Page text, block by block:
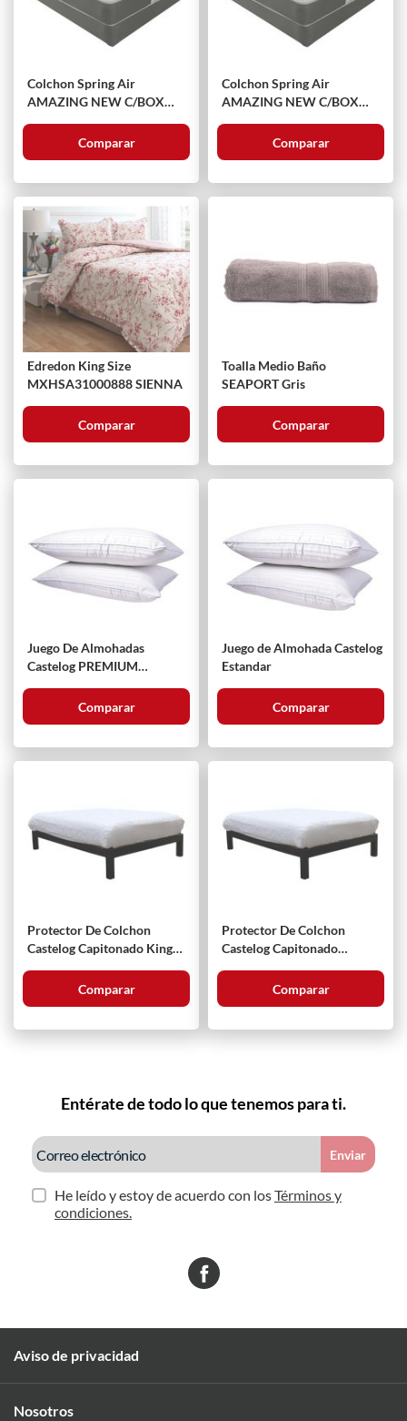
Colchon Spring Air
AMAZING NEW C/BOX
Comparar
Colchon Spring Air
AMAZING NEW C/BOX
Comparar
Edredon King Size
MXHSA31000888 SIENNA
Comparar
Toalla Medio Baño
SEAPORT Gris
Comparar
Juego De Almohadas
Castelog PREMIUM
Comparar
Juego de Almohada Castelog
Estandar
Comparar
Protector De Colchon
Castelog Capitonado King
Comparar
Protector De Colchon
Castelog Capitonado
Comparar
Entérate de todo lo que tenemos para ti.
Enviar
He leído y estoy de acuerdo con losTérminos y
condiciones.
Aviso de privacidad
Nosotros